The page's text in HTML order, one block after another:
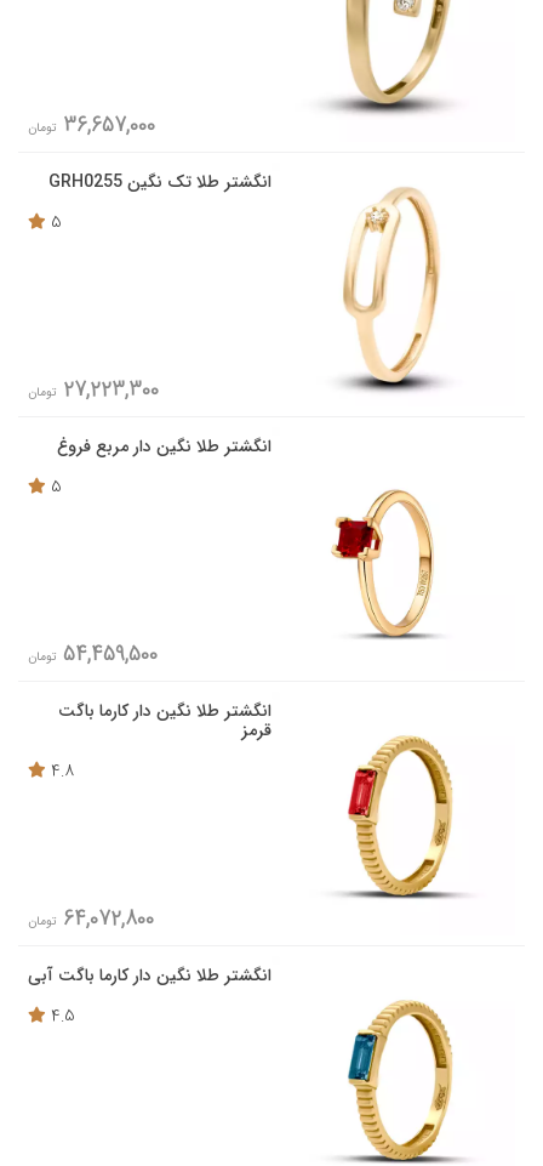
36,657,000 تومان
انگشتر طلا تک نگین GRH0255
5
27,223,300 تومان
انگشتر طلا نگین دار مربع فروغ
5
54,459,500 تومان
انگشتر طلا نگین دار کارما باگت
قرمز
4.8
64,072,800 تومان
انگشتر طلا نگین دار کارما باگت آبی
4.5